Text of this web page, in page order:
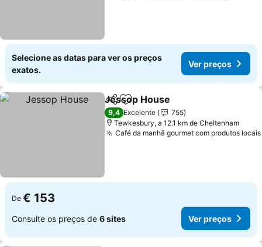
Selecione as datas para ver os preços
exatos.
Ver preços
PartilharAdicionar aos favoritos
Jessop House
9,4 Excelente
755
Tewkesbury, a 12.1 km de Cheltenham
Café da manhã gourmet com produtos locais
De € 153
Consulte os preços de 6 sites Ver preços